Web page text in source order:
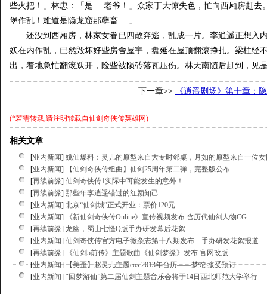
些火把！」林忠：「是 …老爷！」众家丁大惊失色，忙向西厢房赶去
堡作乱！难道是隐龙窟那孽畜 …」
还没到西厢房，林家女眷已四散奔逃，乱成一片。李逍遥正想入
妖在内作乱，已然毁坏好些房舍屋宇，盘延在屋顶翻滚挣扎。梁柱经
出，着地急忙翻滚跃开，险些被陨砖落瓦压伤。林天南随后赶到，见
下一章>> 《逍遥剧场》第十章：
(*若需转载,请注明转载自仙剑奇侠传英雄网)
相关文章
[业内新闻] 姚仙爆料：灵儿的原型来自大专时邻桌，月如的原型来自一位
[业内新闻]
【仙剑奇侠传组曲】仙剑25周年第二弹，完整版公布
[再续前缘] 仙剑奇侠传1实际中可能发生的意外！
[再续前缘] 那些年李逍遥错过的红颜知己
[业内新闻] 北京“仙剑城”正式开业：票价120元
[业内新闻]
《新仙剑奇侠传Online》宣传视频发布 含历代仙剑人物CG
[再续前缘] 龙幽，蜀山七怪Q版手办研发幕后花絮
[业内新闻] 仙剑奇侠传官方电子微杂志第十八期发布 手办研发花絮报道
[再续前缘]
《仙剑5前传》主题歌曲《仙剑梦缘》发布 官网改版
[业内新闻] 【美歪】赵灵儿主题cos 2013年台历——梦蛇 接受预订
[业内新闻] “回梦游仙”第二届仙剑主题音乐会将于14日西北师范大学举行